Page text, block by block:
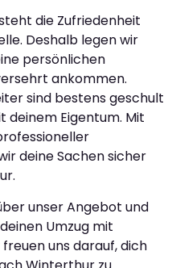
die Zufriedenheit
Deshalb legen wir
persönlichen
ankommen.
sind bestens geschult
deinem Eigentum. Mit
deine Sachen sicher
unser Angebot und
Umzug mit
uns darauf, dich